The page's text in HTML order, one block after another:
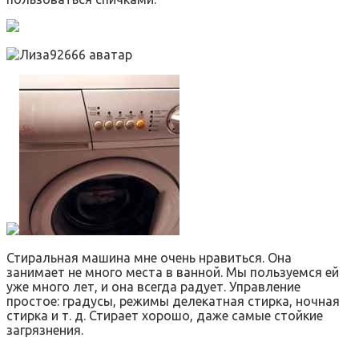
Стиральная машина мне очень нравиться. Она
занимает не много места в ванной. Мы пользуемся ей
уже много лет, и она всегда радует. Управление
простое: градусы, режимы делекатная стирка, ночная
стирка и т. д. Стирает хорошо, даже самые стойкие
загрязнения.